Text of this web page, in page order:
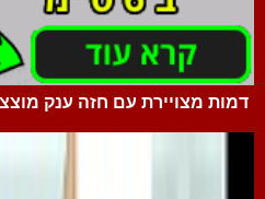
דמות מצויירת עם חזה ענק